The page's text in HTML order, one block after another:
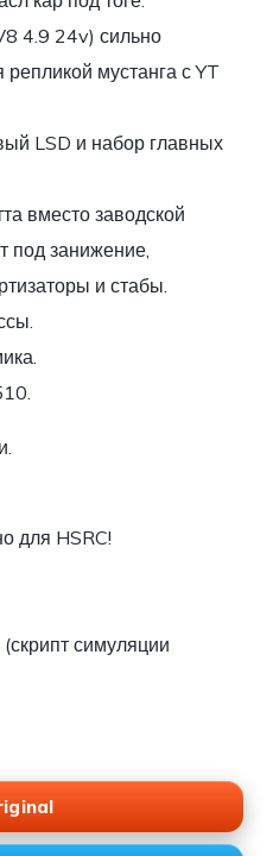
4.9 24v) сильно
мустанга с YT
LSD и набор главных
вместо заводской
под занижение,
и стабы.
для HSRC!
симуляции